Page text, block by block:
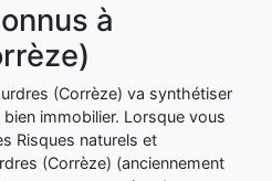
à
(Corrèze) va synthétiser
immobilier. Lorsque vous
Risques naturels et
(Corrèze) (anciennement